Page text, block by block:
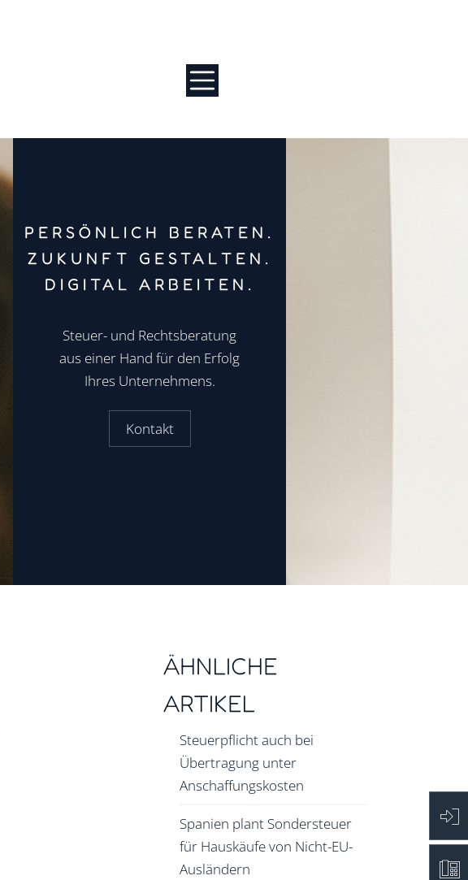
PERSÖNLICH BERATEN.
ZUKUNFT GESTALTEN.
DIGITAL ARBEITEN.
Steuer- und Rechtsberatung
aus einer Hand für den Erfolg
Ihres Unternehmens.
Kontakt
ÄHNLICHE
ARTIKEL
Steuerpflicht auch bei
Übertragung unter
Anschaffungskosten
Spanien plant Sondersteuer
für Hauskäufe von Nicht-EU-
Ausländern